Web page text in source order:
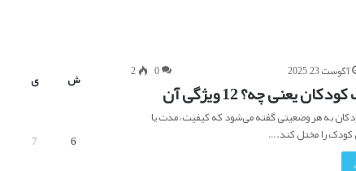
آگوست 23, 2025 0
2
یعنی چه؟ 12 ویژگی آن
به هر وضعیتی گفته می‌شود که کیفیت، مدت یا
کودک را مختل کند.…
ش
ی
6
7